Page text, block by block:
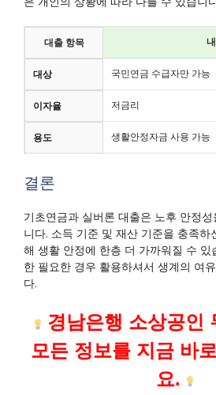
대출 항목
대상 국민연금 수급자만 가능
이자율 저금리
용도 생활안정자금 사용 가능
결론
기초연금과 실버론 대출은 노후 안정
니다. 소득 기준 및 재산 기준을 충족하
해 생활 안정에 한층 더 가까워질 수 있
한 필요한 경우 활용하셔서 생계의 여
다.
경남은행 소상공인
모든 정보를 지금 바
요.